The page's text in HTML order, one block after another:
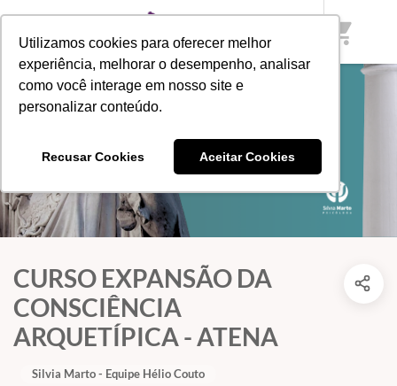
Utilizamos cookies para oferecer melhor
experiência, melhorar o desempenho, analisar
como você interage em nosso site e
personalizar conteúdo.
Recusar Cookies Aceitar Cookies
shopping_cart
CURSO EXPANSÃO DA
CONSCIÊNCIA
ARQUETÍPICA - ATENA
Silvia Marto - Equipe Hélio Couto